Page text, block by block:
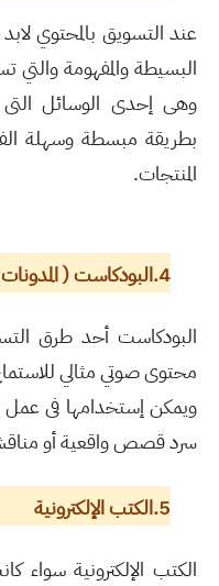
عند التسويق بالمحتوي
البسيطة والمفهومة والتي
وهى إحدى الوسائل
بطريقة مبسطة وسهلة
المنتجات.
4.البودكاست ( المدونات الصوتية)
البودكاست أحد طرق
محتوى صوتي مثالي
ويمكن إستخدامها فى عمل
سرد قصص واقعية أو
5.الكتب الإلكترونية
الكتب الإلكترونية